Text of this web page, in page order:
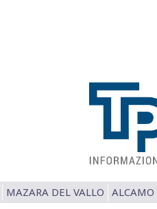
MAZARA DEL VALLO ALCAMO